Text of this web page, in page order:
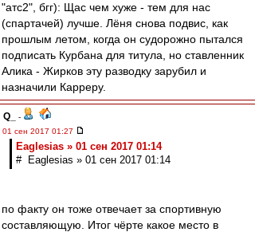
"атс2", бгг): Щас чем хуже - тем для нас
(спартачей) лучше. Лёня снова подвис, как
прошлым летом, когда он судорожно пытался
подписать Курбана для титула, но ставленник
Алика - Жирков эту разводку зарубил и
назначили Карреру.
Q_
-
01 сен 2017 01:27
Eaglesias » 01 сен 2017 01:14
# Eaglesias » 01 сен 2017 01:14
по факту он тоже отвечает за спортивную
составляющую. Итог чёрте какое место в